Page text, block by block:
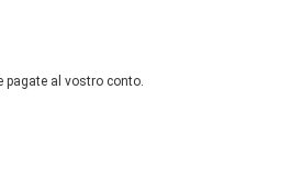
pagate al vostro conto.